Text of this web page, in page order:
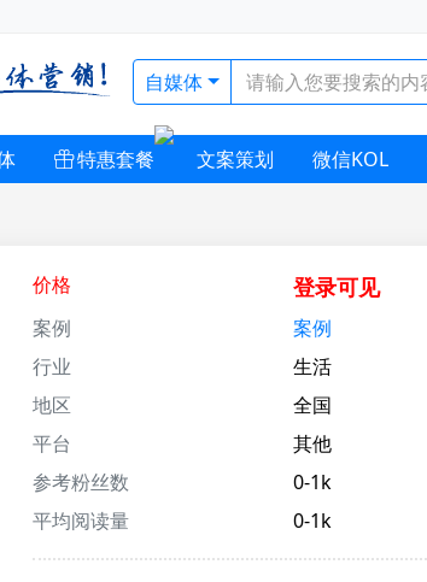
自媒体
特惠套餐 文案策划 微信KOL
价格 登录可见
案例
案例
行业
生活
地区
全国
平台
其他
参考粉丝数
0-1k
平均阅读量
0-1k